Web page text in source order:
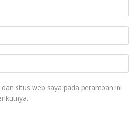
situs web saya pada peramban ini